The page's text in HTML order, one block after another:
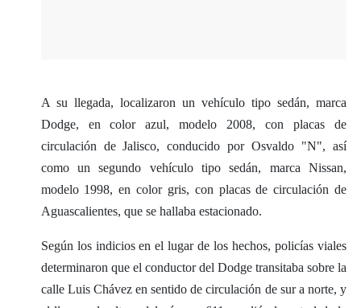
A su llegada, localizaron un vehículo tipo sedán, marca
Dodge, en color azul, modelo 2008, con placas de
circulación de Jalisco, conducido por Osvaldo "N", así
como un segundo vehículo tipo sedán, marca Nissan,
modelo 1998, en color gris, con placas de circulación de
Aguascalientes, que se hallaba estacionado.
Según los indicios en el lugar de los hechos, policías viales
determinaron que el conductor del Dodge transitaba sobre la
calle Luis Chávez en sentido de circulación de sur a norte, y